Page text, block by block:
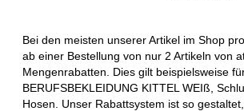
Bei den meisten unserer Artikel im Shop
ab einer Bestellung von nur 2 Artikeln von
Mengenrabatten. Dies gilt beispielsweise
BERUFSBEKLEIDUNG KITTEL WEIß,
Hosen. Unser Rabattsystem ist so